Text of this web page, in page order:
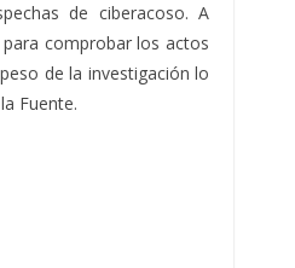
de ciberacoso. A
comprobar los actos
de la investigación lo
Fuente.